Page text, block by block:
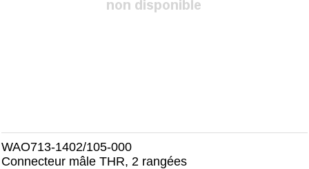
WAO713-1402/105-000
Connecteur mâle THR, 2 rangées